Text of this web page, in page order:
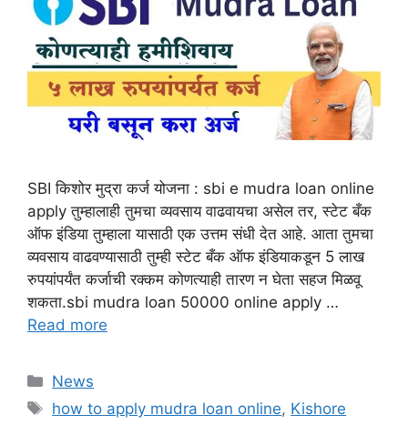
SBI किशोर मुद्रा कर्ज योजना : sbi e mudra loan online
apply तुम्हालाही तुमचा व्यवसाय वाढवायचा असेल तर, स्टेट बँक
ऑफ इंडिया तुम्हाला यासाठी एक उत्तम संधी देत ​​आहे. आता तुमचा
व्यवसाय वाढवण्यासाठी तुम्ही स्टेट बँक ऑफ इंडियाकडून 5 लाख
रुपयांपर्यंत कर्जाची रक्कम कोणत्याही तारण न घेता सहज मिळवू
शकता.sbi mudra loan 50000 online apply …
Read more
Categories
News
Tags
how to apply mudra loan online, Kishore